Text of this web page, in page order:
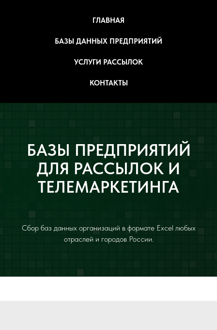
ГЛАВНАЯ
БАЗЫ ДАННЫХ ПРЕДПРИЯТИЙ
УСЛУГИ РАССЫЛОК
КОНТАКТЫ
БАЗЫ ПРЕДПРИЯТИЙ
ДЛЯ РАССЫЛОК И
ТЕЛЕМАРКЕТИНГА
Сбор баз данных организаций в формате Excel любых
отраслей и городов России.